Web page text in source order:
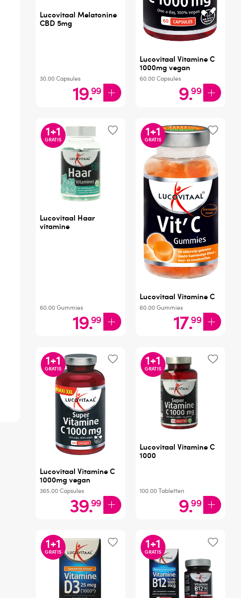
Lucovitaal Melatonine
CBD 5mg
30.00Capsules
19.99
Lucovitaal Vitamine C
1000mg vegan
60.00Capsules
9.99
Lucovitaal Haar
vitamine
60.00Gummies
19.99
1+1
GRATIS
Lucovitaal Vitamine C
60.00Gummies
17.99
1+1
GRATIS
Lucovitaal Vitamine C
1000mg vegan
365.00Capsules
39.99
1+1
GRATIS
Lucovitaal Vitamine C
1000
100.00Tabletten
9.99
1+1
GRATIS
1+1
GRATIS
1+1
GRATIS